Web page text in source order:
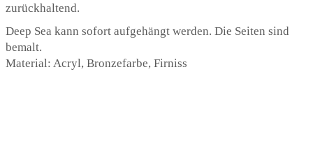
zurückhaltend.
Deep Sea kann sofort aufgehängt werden. Die Seiten sind
bemalt.
Material: Acryl, Bronzefarbe, Firniss